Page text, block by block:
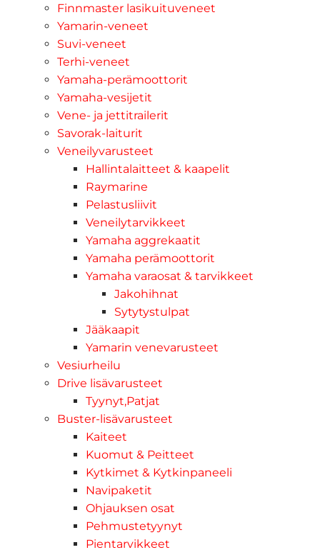
Finnmaster lasikuituveneet
Yamarin-veneet
Suvi-veneet
Terhi-veneet
Yamaha-perämoottorit
Yamaha-vesijetit
Vene- ja jettitrailerit
Savorak-laiturit
Veneilyvarusteet
Hallintalaitteet & kaapelit
Raymarine
Pelastusliivit
Veneilytarvikkeet
Yamaha aggrekaatit
Yamaha perämoottorit
Yamaha varaosat & tarvikkeet
Jakohihnat
Sytytystulpat
Jääkaapit
Yamarin venevarusteet
Vesiurheilu
Drive lisävarusteet
Tyynyt,Patjat
Buster-lisävarusteet
Kaiteet
Kuomut & Peitteet
Kytkimet & Kytkinpaneeli
Navipaketit
Ohjauksen osat
Pehmustetyynyt
Pientarvikkeet